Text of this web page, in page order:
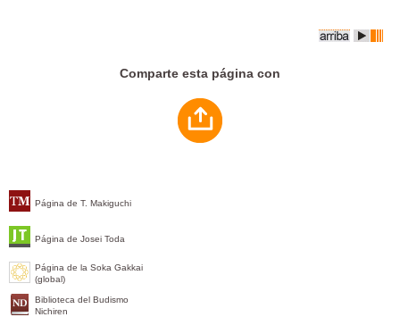
Página de T. Makiguchi
Página de Josei Toda
Página de la Soka Gakkai
(global)
Biblioteca del Budismo
Nichiren
Comparte esta página con